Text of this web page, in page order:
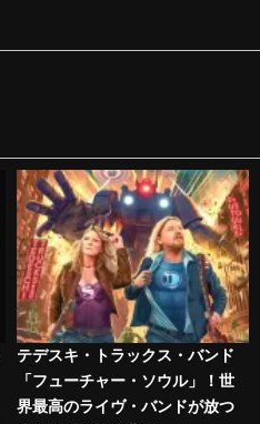
テデスキ・トラックス・バンド
「フューチャー・ソウル」！世
界最高のライヴ・バンドが放つ